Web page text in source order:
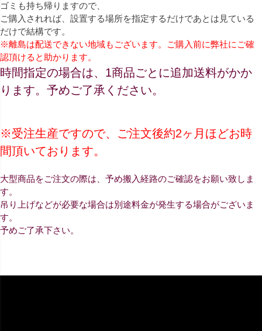
ゴミも持ち帰りますので、
ご購入されれば、設置する場所を指定するだけであとは見ている
だけで結構です。
※離島は配送できない地域もございます。ご購入前に弊社にご確
認頂けると助かります。
時間指定の場合は、1商品ごとに追加送料がかか
ります。予めご了承ください。
※受注生産ですので、ご注文後約2ヶ月ほどお時
間頂いております。
大型商品をご注文の際は、予め搬入経路のご確認をお願い致しま
す。
吊り上げなどが必要な場合は別途料金が発生する場合がございま
す。
予めご了承下さい。